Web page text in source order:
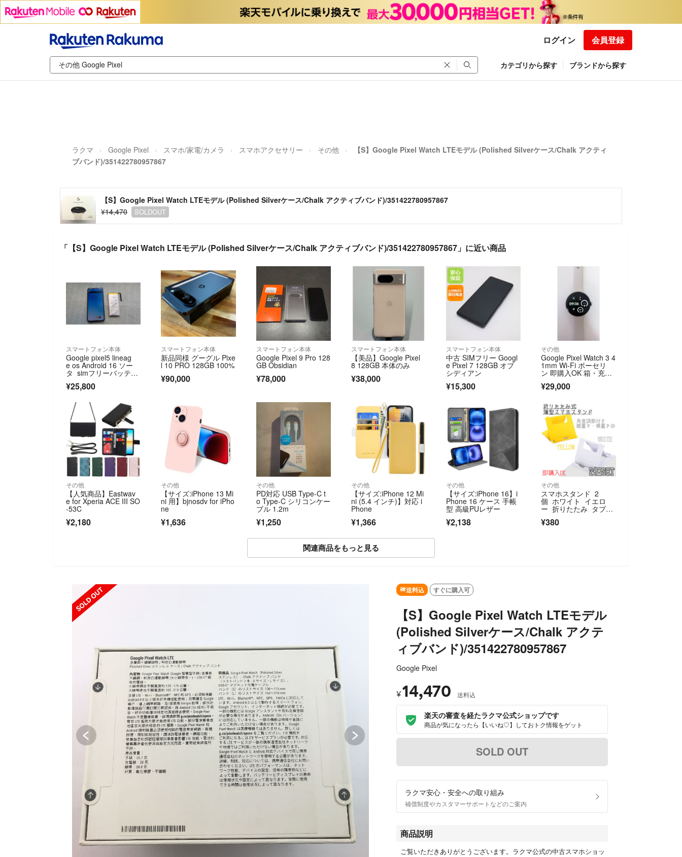
ログイン 会員登録
カテゴリから探す ブランドから探す
ラクマ Google Pixel スマホ/家電/カメラ スマホアクセサリー その他
【S】Google Pixel Watch LTEモデル (Polished Silverケース/Chalk アクティ
ブバンド)/351422780957867
【S】Google Pixel Watch LTEモデル (Polished Silverケース/Chalk アクティブバンド)/351422780957867
¥14,470
SOLDOUT
「【S】Google Pixel Watch LTEモデル (Polished Silverケース/Chalk アクティブバンド)/351422780957867」に近い商品
スマートフォン本体
Google pixel5 lineag
e os Android 16 ソー
タ simフリーバッテリ
ー交換済み
¥25,800
スマートフォン本体
新品同様 グーグル Pixe
l 10 PRO 128GB 100%
¥90,000
スマートフォン本体
Google Pixel 9 Pro 128
GB Obsidian
¥78,000
スマートフォン本体
【美品】Google Pixel
8 128GB 本体のみ
¥38,000
スマートフォン本体
中古 SIMフリー Googl
e Pixel 7 128GB オブ
シディアン
¥15,300
その他
Google Pixel Watch 3 4
1mm Wi-Fi ポーセリ
ン 即購入OK 箱・充電
器付き 美品
¥29,000
その他
【人気商品】Eastwav
e for Xperia ACE III SO
-53C
¥2,180
その他
【サイズ:iPhone 13 Mi
ni 用】bjnosdv for iPho
ne
¥1,636
その他
PD対応 USB Type-C t
o Type-C シリコンケー
ブル 1.2m
¥1,250
その他
【サイズ:iPhone 12 Mi
ni (5.4 インチ)】対応 i
Phone
¥1,366
その他
【サイズ:iPhone 16】i
Phone 16 ケース 手帳
型 高級PUレザー
¥2,138
その他
スマホスタンド 2
個 ホワイト イエロ
ー 折りたたみ タブレ
¥380
関連商品をもっと見る
SOLD OUT
送料込 すぐに購入可
【S】Google Pixel Watch LTEモデル
(Polished Silverケース/Chalk アクテ
ィブバンド)/351422780957867
Google Pixel
¥14,470 送料込
楽天の審査を経たラクマ公式ショップです
商品が気になったら【いいね♡】しておトク情報をゲット
SOLD OUT
ラクマ安心・安全への取り組み
補償制度やカスタマーサポートなどのご案内
商品説明
ご覧いただきありがとうございます。ラクマ公式の中古スマホショッ